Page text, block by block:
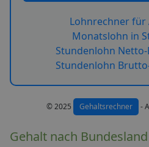
Lohnrechner
Monatslohn in
Stundenlohn
Stundenlohn
© 2025 Gehaltsrechner -
Gehalt nach Bundesland